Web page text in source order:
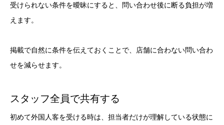
受けられない条件を曖昧にすると、問い合わせ後に断る負担が増
えます。
掲載で自然に条件を伝えておくことで、店舗に合わない問い合わ
せを減らせます。
スタッフ全員で共有する
初めて外国人客を受ける時は、担当者だけが理解している状態に